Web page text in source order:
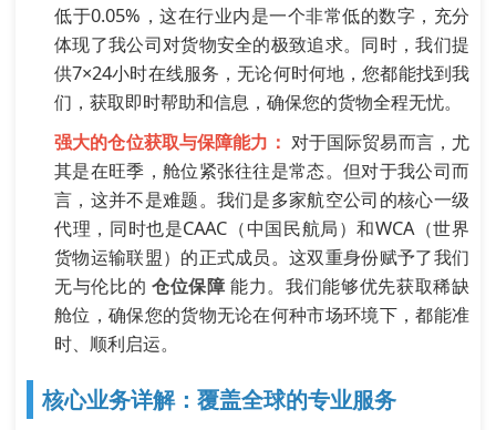
低于0.05%，这在行业内是一个非常低的数字，充分
体现了我公司对货物安全的极致追求。同时，我们提
供7×24小时在线服务，无论何时何地，您都能找到我
们，获取即时帮助和信息，确保您的货物全程无忧。
强大的仓位获取与保障能力： 对于国际贸易而言，尤
其是在旺季，舱位紧张往往是常态。但对于我公司而
言，这并不是难题。我们是多家航空公司的核心一级
代理，同时也是CAAC（中国民航局）和WCA（世界
货物运输联盟）的正式成员。这双重身份赋予了我们
无与伦比的 仓位保障 能力。我们能够优先获取稀缺
舱位，确保您的货物无论在何种市场环境下，都能准
时、顺利启运。
核心业务详解：覆盖全球的专业服务